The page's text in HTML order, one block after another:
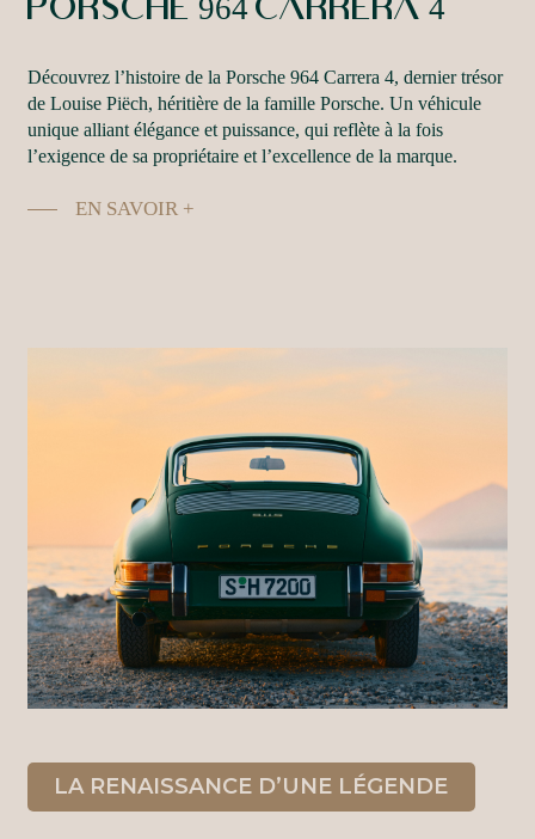
Découvrez l’histoire de la Porsche 964 Carrera 4, dernier trésor
de Louise Piëch, héritière de la famille Porsche. Un véhicule
unique alliant élégance et puissance, qui reflète à la fois
l’exigence de sa propriétaire et l’excellence de la marque.
EN SAVOIR +
LA RENAISSANCE D’UNE LÉGENDE